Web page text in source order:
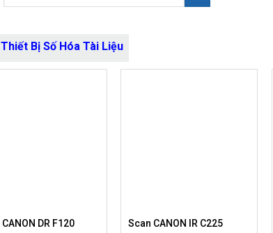
Bị Số Hóa Tài Liệu
DR F120 Scan CANON IR C225